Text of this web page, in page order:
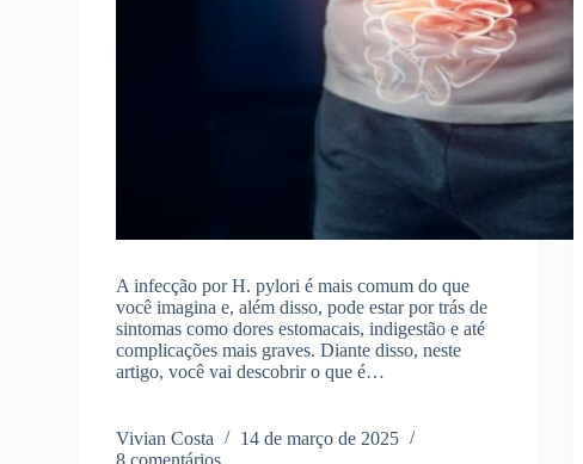
A infecção por H. pylori é mais comum do que
você imagina e, além disso, pode estar por trás de
sintomas como dores estomacais, indigestão e até
complicações mais graves. Diante disso, neste
artigo, você vai descobrir o que é…
Vivian Costa
14 de março de 2025